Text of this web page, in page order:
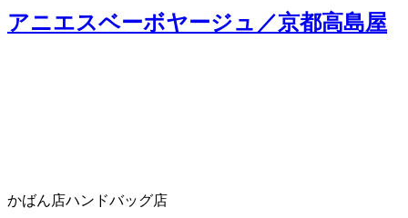
アニエスベーボヤージュ／京都高島屋
かばん店ハンドバッグ店